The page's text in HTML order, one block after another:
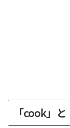
「cook」